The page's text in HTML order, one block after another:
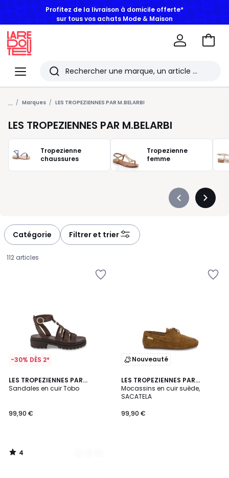
Menu
Redoute
Rechercher
Les
derniers
articles
consultés
Aller
... Marques LES TROPEZIENNES PAR M.BELARBI
LES TROPEZIENNES PAR M.BELARBI
Tropezienne
chaussures
Tropezienne
femme
Précédent
Catégorie Filtrer et trier
112 articles
-30% DÈS 2*
LES TROPEZIENNES PAR
M.BELARBI
Sandales en cuir Tobo
€.
99,90 €
4
/
2
Couleurs
4
/
Nouveauté
LES TROPEZIENNES PAR
M.BELARBI
Mocassins en cuir suède,
SACATELA
99,90 €